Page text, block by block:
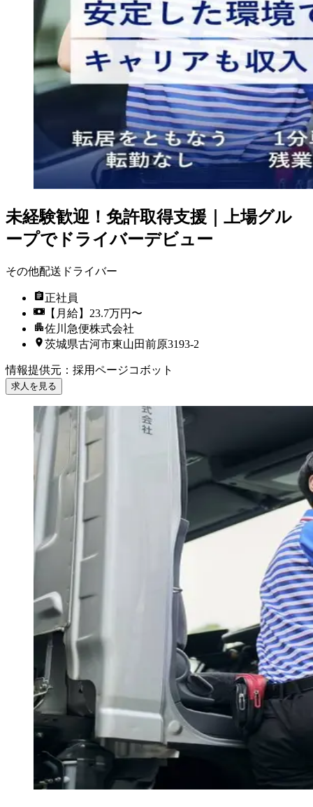
未経験歓迎！免許取得支援｜上場グル
ープでドライバーデビュー
その他配送ドライバー
正社員
【月給】23.7万円〜
佐川急便株式会社
茨城県古河市東山田前原3193-2
情報提供元 ： 採用ページコボット
求人を見る